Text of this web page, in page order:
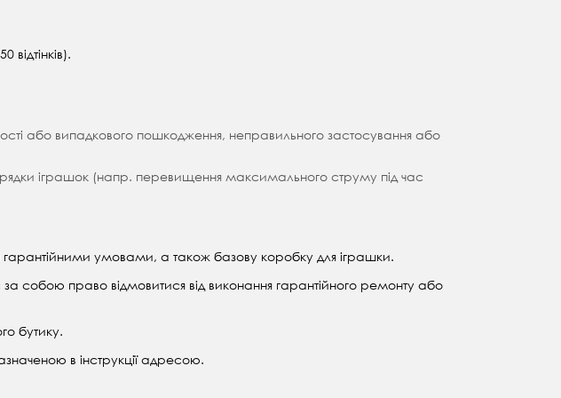
або випадкового пошкодження, неправильного застосування або
іграшок (напр. перевищення максимального струму під час
умовами, а також базову коробку для іграшки.
собою право відмовитися від виконання гарантійного ремонту або
бутику.
в інструкції адресою.